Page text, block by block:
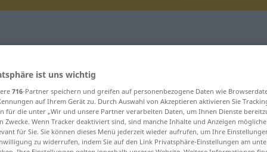
für "Zeitraum"
ist uns wichtig
716-Partner speichern und greifen auf personenbezogene Daten wie
auf Ihrem Gerät zu. Durch Auswahl von Akzeptieren aktivieren Sie
für die unter „Wir und unsere Partner verarbeiten Daten, um Ihnen Dienste
Zwecke. Wenn Tracker deaktiviert sind, sind manche Inhalte und Anzeigen
für Sie. Sie können dieses Menü jederzeit wieder aufrufen, um Ihre
zu widerrufen, indem Sie auf den Link Privatsphäre-Einstellungen am